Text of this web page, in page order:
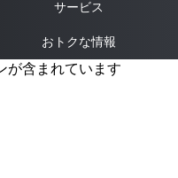
サービス
おトクな情報
が含まれています